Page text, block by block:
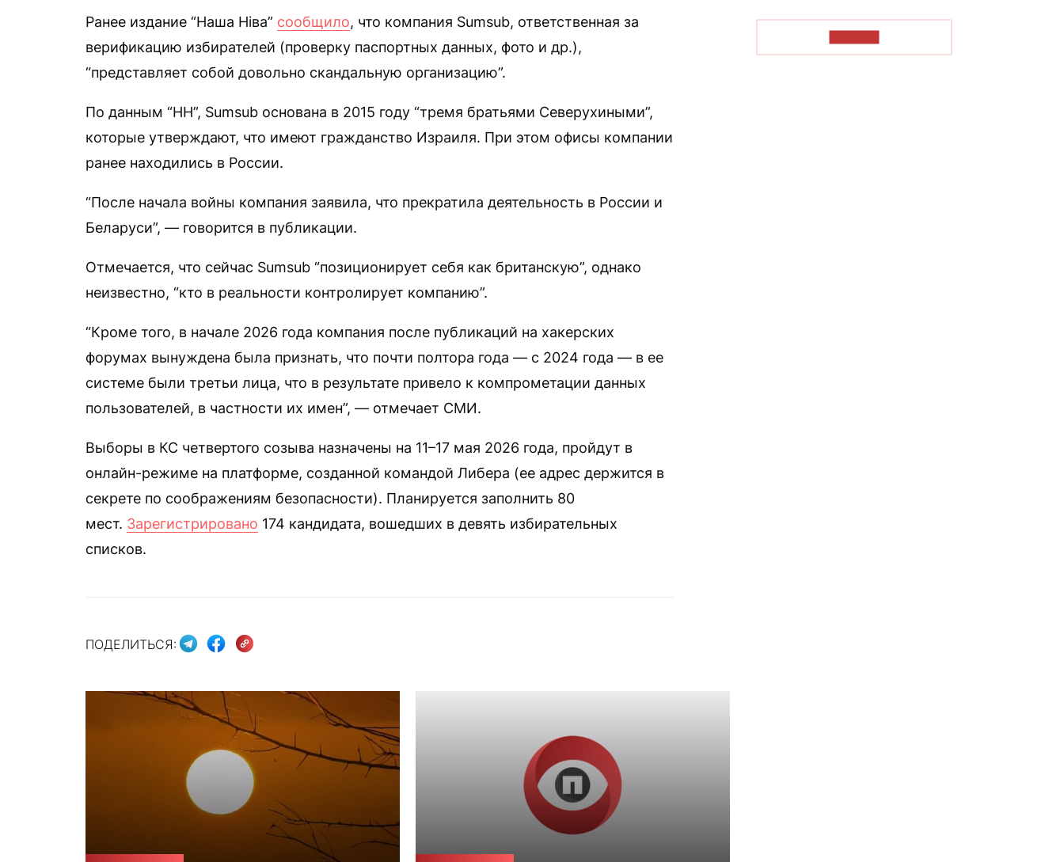
Ранее издание “Наша Ніва” сообщило, что компания Sumsub, ответственная за
верификацию избирателей (проверку паспортных данных, фото и др.),
“представляет собой довольно скандальную организацию”.
По данным “НН”, Sumsub основана в 2015 году “тремя братьями Северухиными”,
которые утверждают, что имеют гражданство Израиля. При этом офисы компании
ранее находились в России.
“После начала войны компания заявила, что прекратила деятельность в России и
Беларуси”, — говорится в публикации.
Отмечается, что сейчас Sumsub “позиционирует себя как британскую”, однако
неизвестно, “кто в реальности контролирует компанию”.
“Кроме того, в начале 2026 года компания после публикаций на хакерских
форумах вынуждена была признать, что почти полтора года — с 2024 года — в ее
системе были третьи лица, что в результате привело к компрометации данных
пользователей, в частности их имен”, — отмечает СМИ.
Выборы в КС четвертого созыва назначены на 11–17 мая 2026 года, пройдут в
онлайн-режиме на платформе, созданной командой Либера (ее адрес держится в
секрете по соображениям безопасности). Планируется заполнить 80
мест. Зарегистрировано 174 кандидата, вошедших в девять избирательных
списков.
ПОДЕЛИТЬСЯ: